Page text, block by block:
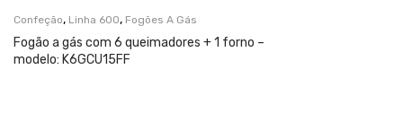
Confeção, Linha 600, Fogões A Gás
Fogão a gás com 6 queimadores + 1 forno –
modelo: K6GCU15FF